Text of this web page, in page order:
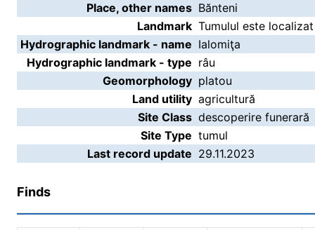
Place, other names Bănteni
Landmark Tumulul este
Hydrographic landmark - name Ialomiţa
Hydrographic landmark - type râu
Geomorphology platou
Land utility agricultură
Site Class descoperire funerară
Site Type tumul
Last record update 29.11.2023
Finds